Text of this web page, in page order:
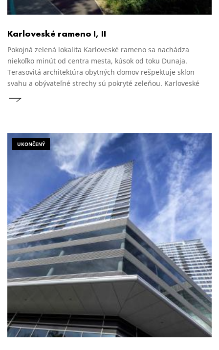
Karloveské rameno I, II
Pokojná zelená lokalita Karloveské rameno sa nachádza
niekoľko minút od centra mesta, kúsok od toku Dunaja.
Terasovitá architektúra obytných domov rešpektuje sklon
svahu a obývateľné strechy sú pokryté zeleňou. Karloveské
UKONČENÝ